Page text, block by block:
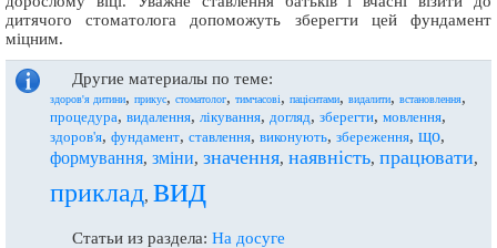
дитячого стоматолога допоможуть зберегти цей фундамент
міцним.
Другие материалы по теме:
здоров'я дитини, прикус, стоматолог, тимчасові, пацієнтами, видалити, встановлення,
процедура, видалення, лікування, догляд, зберегти, мовлення,
здоров'я, фундамент, ставлення, виконують, збереження, що,
формування, зміни, значення, наявність, працювати,
приклад, вид
Статьи из раздела: На досуге